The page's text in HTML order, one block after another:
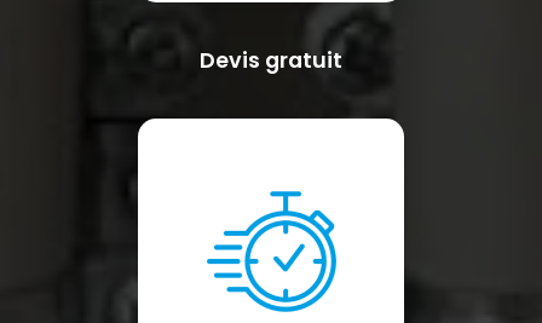
Devis gratuit